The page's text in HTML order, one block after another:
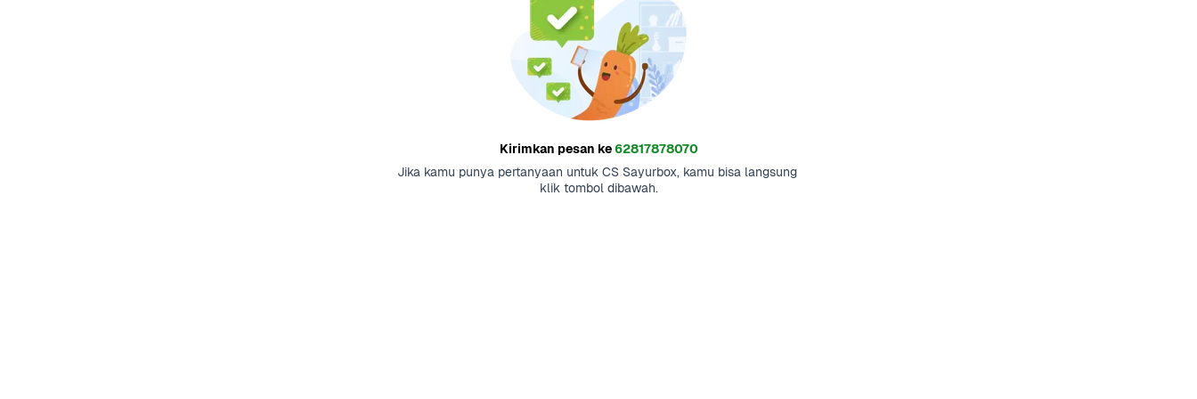
Kirimkan pesan ke62817878070
Jika kamu punya pertanyaan untuk CS Sayurbox, kamu bisa langsung
klik tombol dibawah.